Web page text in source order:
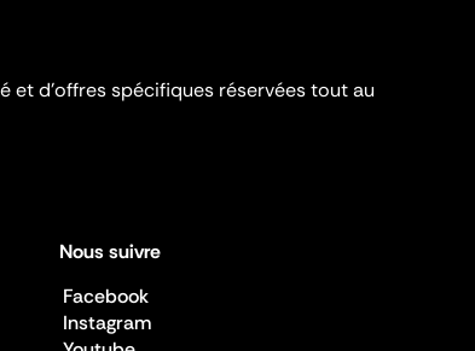
et d’offres spécifiques réservées tout au
Nous suivre
Facebook
Instagram